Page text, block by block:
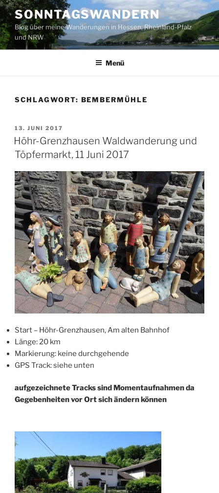
Zum
Inhalt
springen
SONNTAGSWANDERN
Blog über meine Wanderungen in Hessen, Rheinland-Pfalz
und NRW
Menü
SCHLAGWORT: BEMBERMÜHLE
VERÖFFENTLICHT
AM
13. JUNI 2017
Höhr-Grenzhausen Waldwanderung und
Töpfermarkt, 11 Juni 2017
Start – Höhr-Grenzhausen, Am alten Bahnhof
Länge: 20 km
Markierung: keine durchgehende
GPS Track: siehe unten
aufgezeichnete Tracks sind Momentaufnahmen da
Gegebenheiten vor Ort sich ändern können